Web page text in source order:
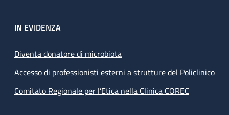
IN EVIDENZA
Diventa donatore di microbiota
Accesso di professionisti esterni a strutture del Policlinico
Comitato Regionale per l’Etica nella Clinica COREC